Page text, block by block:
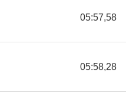
05:57,58
05:58,28